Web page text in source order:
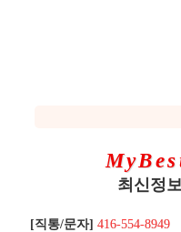
최신정
[직통/문자] 416-554-8949